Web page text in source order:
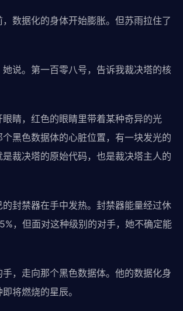
数据化的身体开始膨胀。但苏雨拉住了
说。第一百零八号，告诉我裁决塔的核
睛，红色的眼睛里带着某种奇异的光
黑色数据体的心脏位置，有一块发光的
裁决塔的原始代码，也是裁决塔主人的
封禁器在手中发热。封禁器能量经过休
，但面对这种级别的对手，她不确定能
，走向那个黑色数据体。他的数据化身
将燃烧的星辰。